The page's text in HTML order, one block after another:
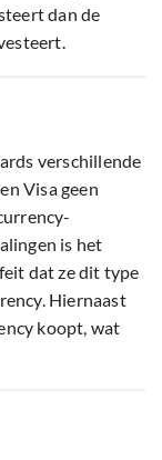
dan de
verschillende
Visa geen
is het
dat ze dit type
Hiernaast
koopt, wat